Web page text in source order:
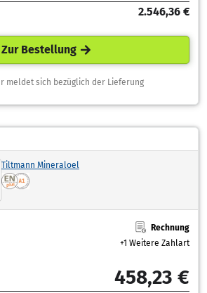
2.546,36 €
Zur Bestellung
meldet sich bezüglich der Lieferung
Tiltmann Mineraloel
Rechnung
+1 Weitere Zahlart
458,23 €